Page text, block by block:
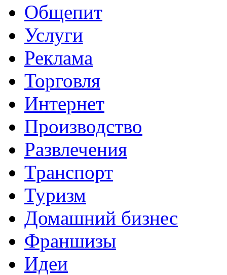
Общепит
Услуги
Реклама
Торговля
Интернет
Производство
Развлечения
Транспорт
Туризм
Домашний бизнес
Франшизы
Идеи